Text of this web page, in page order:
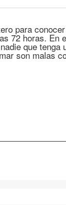
para
72 horas.
que tenga
son malas